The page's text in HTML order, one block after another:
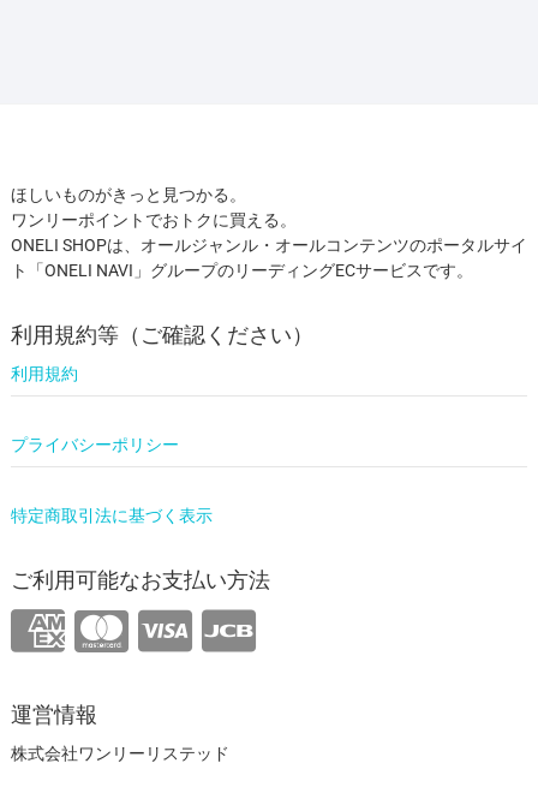
ほしいものがきっと見つかる。
ワンリーポイントでおトクに買える。
ONELI SHOPは、オールジャンル・オールコンテンツのポータルサイ
ト「ONELI NAVI」グループのリーディングECサービスです。
利用規約等（ご確認ください）
利用規約
プライバシーポリシー
特定商取引法に基づく表示
ご利用可能なお支払い方法
運営情報
株式会社ワンリーリステッド